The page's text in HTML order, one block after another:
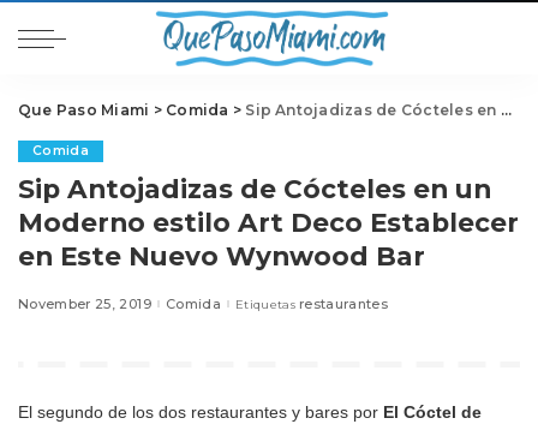
Que Paso Miami > Comida > Sip Antojadizas de Cócteles en un Moderno estilo Art Deco Establecer en Este Nuevo Wynwood Bar
Comida
Sip Antojadizas de Cócteles en un
Moderno estilo Art Deco Establecer
en Este Nuevo Wynwood Bar
November 25, 2019 Comida Etiquetas restaurantes
El segundo de los dos restaurantes y bares por El Cóctel de